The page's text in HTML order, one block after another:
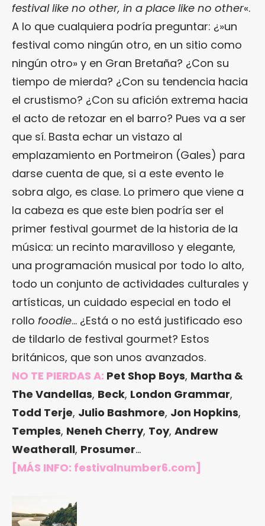
festival like no other, in a place like no other«.
A lo que cualquiera podría preguntar: ¿»un
festival como ningún otro, en un sitio como
ningún otro» y en Gran Bretaña? ¿Con su
tiempo de mierda? ¿Con su tendencia hacia
el crustismo? ¿Con su afición extrema hacia
el acto de retozar en el barro? Pues va a ser
que sí. Basta echar un vistazo al
emplazamiento en Portmeiron (Gales) para
darse cuenta de que, si a este evento le
sobra algo, es clase. Lo primero que viene a
la cabeza es que este bien podría ser el
primer festival gourmet de la historia de la
música: un recinto maravilloso y elegante,
una programación musical por todo lo alto,
todo un conjunto de actividades culturales y
artísticas, un cuidado especial en todo el
rollo foodie… ¿Está o no está justificado eso
de tildarlo de festival gourmet? Estos
británicos, que son unos avanzados.
NO TE PIERDAS A: Pet Shop Boys, Martha &
The Vandellas, Beck, London Grammar,
Todd Terje, Julio Bashmore, Jon Hopkins,
Temples, Neneh Cherry, Toy, Andrew
Weatherall, Prosumer…
[MÁS INFO: festivalnumber6.com]